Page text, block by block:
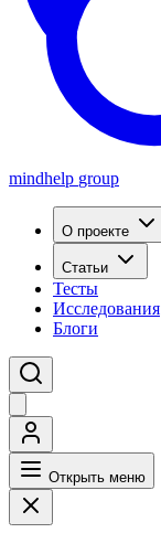
mindhelp group
О проекте
Статьи
Тесты
Исследования
Блоги
Открыть меню